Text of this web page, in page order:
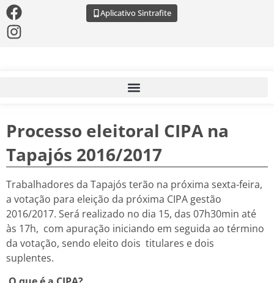
Aplicativo Sintrafite
Processo eleitoral CIPA na
Tapajós 2016/2017
Trabalhadores da Tapajós terão na próxima sexta-feira,
a votação para eleição da próxima CIPA gestão
2016/2017. Será realizado no dia 15, das 07h30min até
às 17h, com apuração iniciando em seguida ao término
da votação, sendo eleito dois titulares e dois
suplentes.